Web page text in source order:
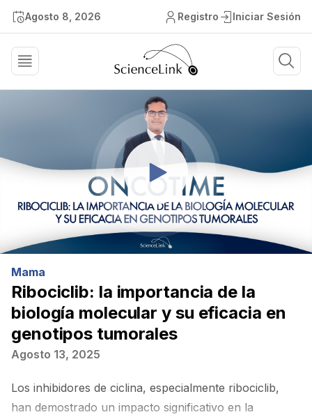
Agosto 8, 2026 Registro Iniciar Sesión
Mama
Ribociclib: la importancia de la
biología molecular y su eficacia en
genotipos tumorales
Agosto 13, 2025
Los inhibidores de ciclina, especialmente ribociclib,
han demostrado un impacto significativo en la